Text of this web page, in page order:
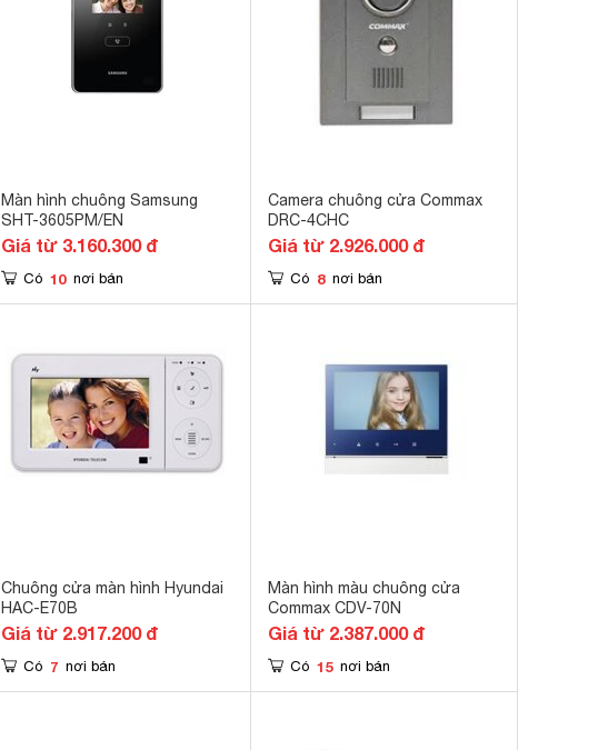
Màn hình chuông Samsung
SHT-3605PM/EN
Giá từ 3.160.300 đ
Có 10 nơi bán
Camera chuông cửa Commax
DRC-4CHC
Giá từ 2.926.000 đ
Có 8 nơi bán
Chuông cửa màn hình Hyundai
HAC-E70B
Giá từ 2.917.200 đ
Có 7 nơi bán
Màn hình màu chuông cửa
Commax CDV-70N
Giá từ 2.387.000 đ
Có 15 nơi bán